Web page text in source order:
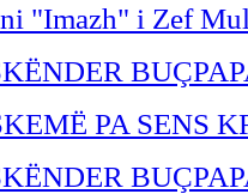
"Imazh" i Zef
BU
PA SENS
BU